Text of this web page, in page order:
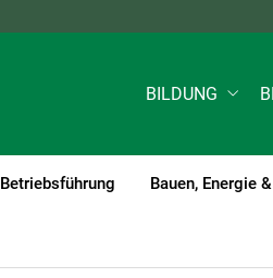
BILDUNG
Betriebsführung Bauen, Energie